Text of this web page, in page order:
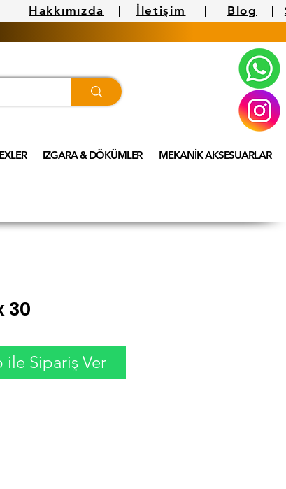
Hakkımızda İletişim Blog
IZGARA & DÖKÜMLER MEKANİK AKSESUARLAR
30
ile Sipariş Ver